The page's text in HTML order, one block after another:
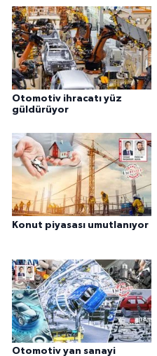
Otomotiv ihracatı yüz
güldürüyor
Konut piyasası umutlanıyor
Otomotiv yan sanayi